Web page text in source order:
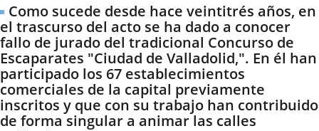
Como sucede desde hace veintitrés años, en
el trascurso del acto se ha dado a conocer
fallo de jurado del tradicional Concurso de
Escaparates "Ciudad de Valladolid,". En él han
participado los 67 establecimientos
comerciales de la capital previamente
inscritos y que con su trabajo han contribuido
de forma singular a animar las calles